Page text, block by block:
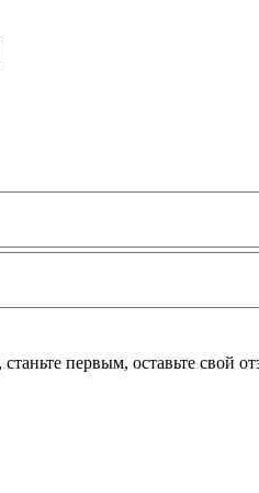
первым, оставьте свой